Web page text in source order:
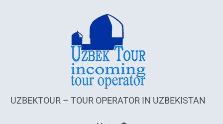
UZBEKTOUR – TOUR OPERATOR IN UZBEKISTAN